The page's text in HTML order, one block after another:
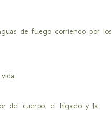
de fuego corriendo por los
del cuerpo, el hígado y la